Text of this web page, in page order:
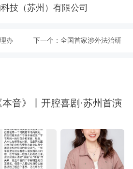
技（苏州）有限公司
办 下一个： 全国首家涉外法治研
音》丨开腔喜剧·苏州首演